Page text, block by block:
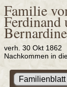
Familie
Ferdinand
verh. 30 Okt 1862
Nachkommen in